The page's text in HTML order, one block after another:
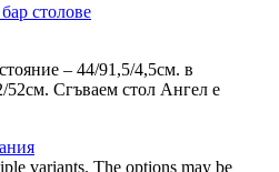
столове
– 44/91,5/4,5см. в
52см. Сгъваем стол Ангел е
variants. The options may be